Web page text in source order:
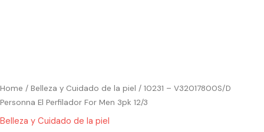
Home / Belleza y Cuidado de la piel / 10231 – V32017800S/D
Personna El Perfilador For Men 3pk 12/3
Belleza y Cuidado de la piel